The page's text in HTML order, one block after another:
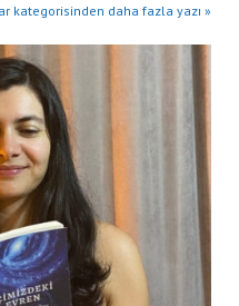
kategorisinden daha fazla yazı »